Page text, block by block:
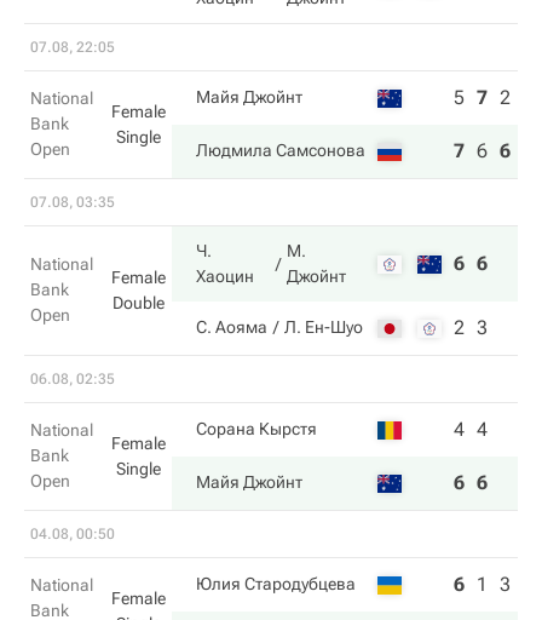
07.08, 22:05
National
Bank
Open
Female
Single
Майя Джойнт 5 7 2
Людмила Самсонова 7 6 6
07.08, 03:35
National
Bank
Open
Female
Double
Ч.
Хаоцин
М.
Джойнт
6 6
С. Аояма Л. Ен-Шуо 2 3
06.08, 02:35
National
Bank
Open
Female
Single
Сорана Кырстя 4 4
Майя Джойнт 6 6
04.08, 00:50
National
Bank
Female
Юлия Стародубцева 6 1 3